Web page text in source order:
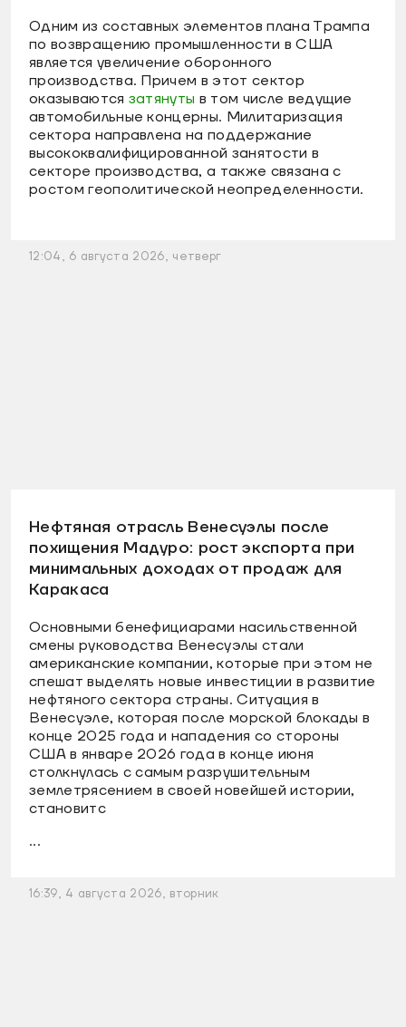
Одним из составных элементов плана Трампа
по возвращению промышленности в США
является увеличение оборонного
производства. Причем в этот сектор
оказываются затянуты в том числе ведущие
автомобильные концерны. Милитаризация
сектора направлена на поддержание
высококвалифицированной занятости в
секторе производства, а также связана с
ростом геополитической неопределенности.
12:04, 6 августа 2026, четверг
Нефтяная отрасль Венесуэлы после
похищения Мадуро: рост экспорта при
минимальных доходах от продаж для
Каракаса
Основными бенефициарами насильственной
смены руководства Венесуэлы стали
американские компании, которые при этом не
спешат выделять новые инвестиции в развитие
нефтяного сектора страны. Ситуация в
Венесуэле, которая после морской блокады в
конце 2025 года и нападения со стороны
США в январе 2026 года в конце июня
столкнулась с самым разрушительным
землетрясением в своей новейшей истории,
становитс
...
16:39, 4 августа 2026, вторник